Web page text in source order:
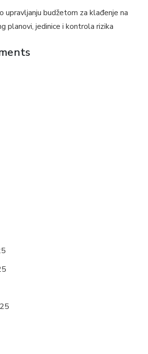
upravljanju budžetom za klađenje na
planovi, jedinice i kontrola rizika